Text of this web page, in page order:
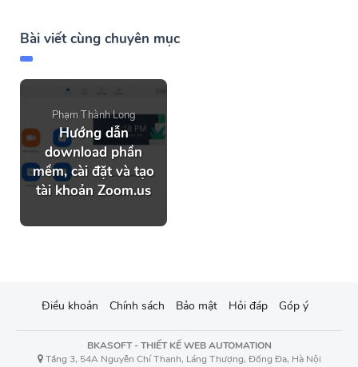
Bài viết cùng chuyên mục
Phạm Thành Long
Hướng dẫn
download phần
mềm, cài đặt và tạo
tài khoản Zoom.us
Điều khoản Chính sách Bảo mật Hỏi đáp Góp ý
BKASOFT - THIẾT KẾ WEB AUTOMATION
Tầng 3, 54A Nguyễn Chí Thanh, Láng Thượng, Đống Đa, Hà Nội